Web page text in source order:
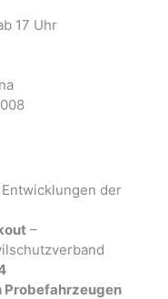
17 Uhr
der
–
Probefahrzeugen